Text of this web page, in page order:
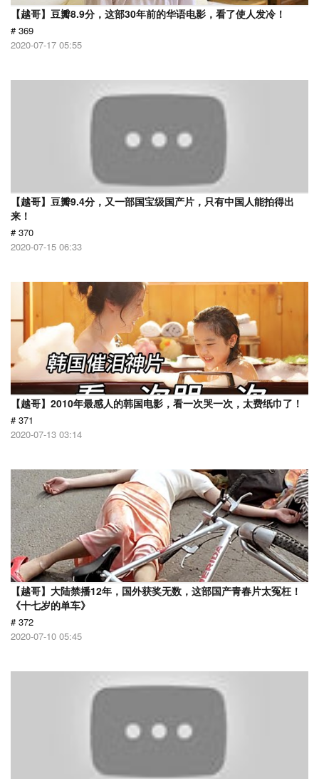
【越哥】豆瓣8.9分，这部30年前的华语电影，看了使人发冷！
# 369
2020-07-17 05:55
【越哥】豆瓣9.4分，又一部国宝级国产片，只有中国人能拍得出
来！
# 370
2020-07-15 06:33
【越哥】2010年最感人的韩国电影，看一次哭一次，太费纸巾了！
# 371
2020-07-13 03:14
【越哥】大陆禁播12年，国外获奖无数，这部国产青春片太冤枉！
《十七岁的单车》
# 372
2020-07-10 05:45